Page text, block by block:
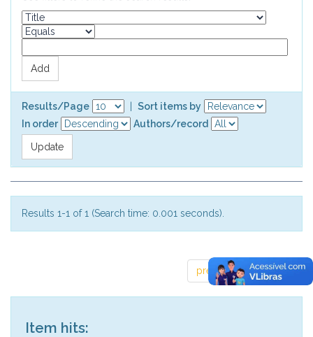
Results/Page
Sort items by
In order
Authors/record
Results 1-1 of 1 (Search time: 0.001 seconds).
previous 1 next
Item hits: